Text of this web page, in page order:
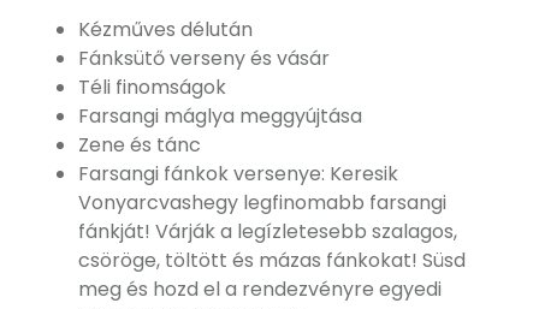
Kézműves délután
Fánksütő verseny és vásár
Téli finomságok
Farsangi máglya meggyújtása
Zene és tánc
Farsangi fánkok versenye: Keresik
Vonyarcvashegy legfinomabb farsangi
fánkját! Várják a legízletesebb szalagos,
csöröge, töltött és mázas fánkokat! Süsd
meg és hozd el a rendezvényre egyedi